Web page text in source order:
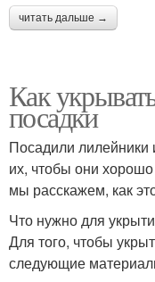
читать дальше →
Как
посадки
Посадили лилейники
их, чтобы они
мы расскажем, как
Что нужно для
Для того, чтобы
следующие